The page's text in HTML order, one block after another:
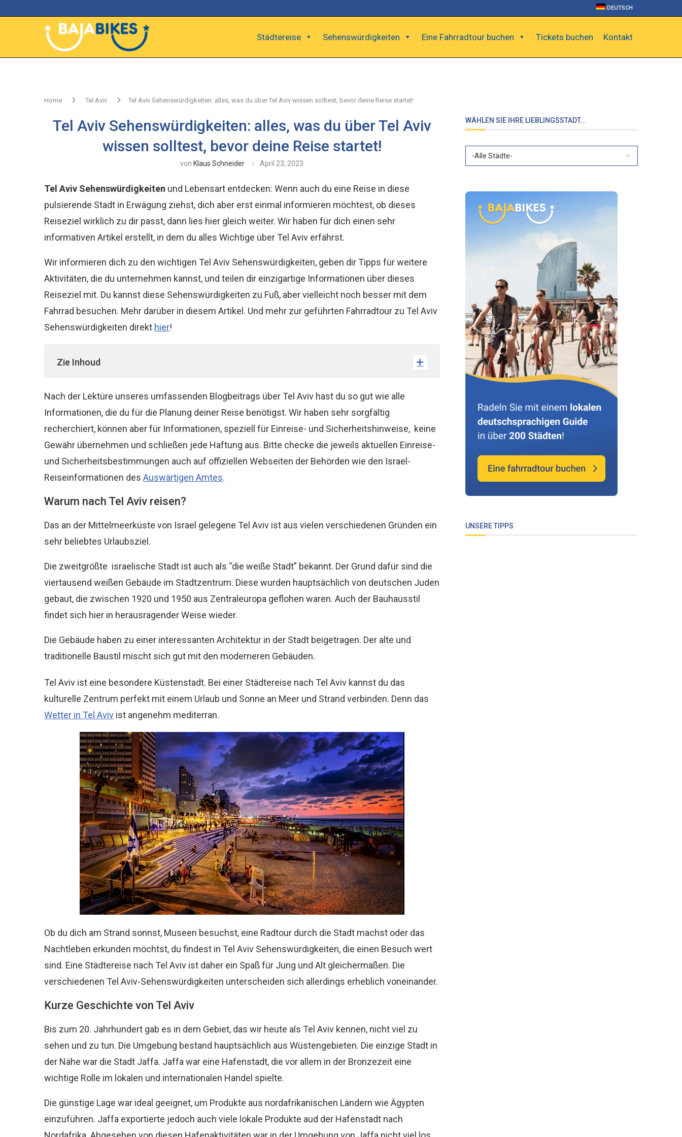
DEUTSCH
Städtereise Sehenswürdigkeiten Eine Fahrradtour buchen Tickets buchen Kontakt
Home Tel Aviv Tel Aviv Sehenswürdigkeiten: alles, was du über Tel Aviv wissen solltest, bevor deine Reise startet!
Tel Aviv Sehenswürdigkeiten: alles, was du über Tel Aviv
wissen solltest, bevor deine Reise startet!
von Klaus Schneider April 23, 2023
Tel Aviv Sehenswürdigkeiten und Lebensart entdecken: Wenn auch du eine Reise in diese
pulsierende Stadt in Erwägung ziehst, dich aber erst einmal informieren möchtest, ob dieses
Reiseziel wirklich zu dir passt, dann lies hier gleich weiter. Wir haben für dich einen sehr
informativen Artikel erstellt, in dem du alles Wichtige über Tel Aviv erfährst.
Wir informieren dich zu den wichtigen Tel Aviv Sehenswürdigkeiten, geben dir Tipps für weitere
Aktivitäten, die du unternehmen kannst, und teilen dir einzigartige Informationen über dieses
Reiseziel mit. Du kannst diese Sehenswürdigkeiten zu Fuß, aber vielleicht noch besser mit dem
Fahrrad besuchen. Mehr darüber in diesem Artikel. Und mehr zur geführten Fahrradtour zu Tel Aviv
Sehenswürdigkeiten direkt hier!
Zie Inhoud
Nach der Lektüre unseres umfassenden Blogbeitrags über Tel Aviv hast du so gut wie alle
Informationen, die du für die Planung deiner Reise benötigst. Wir haben sehr sorgfältig
recherchiert, können aber für Informationen, speziell für Einreise- und Sicherheitshinweise, keine
Gewähr übernehmen und schließen jede Haftung aus. Bitte checke die jeweils aktuellen Einreise-
und Sicherheitsbestimmungen auch auf offiziellen Webseiten der Behörden wie den Israel-
Reiseinformationen des Auswärtigen Amtes.
Warum nach Tel Aviv reisen?
Das an der Mittelmeerküste von Israel gelegene Tel Aviv ist aus vielen verschiedenen Gründen ein
sehr beliebtes Urlaubsziel.
Die zweitgrößte israelische Stadt ist auch als “die weiße Stadt” bekannt. Der Grund dafür sind die
viertausend weißen Gebäude im Stadtzentrum. Diese wurden hauptsächlich von deutschen Juden
gebaut, die zwischen 1920 und 1950 aus Zentraleuropa geflohen waren. Auch der Bauhausstil
findet sich hier in herausragender Weise wieder.
Die Gebäude haben zu einer interessanten Architektur in der Stadt beigetragen. Der alte und
traditionelle Baustil mischt sich gut mit den moderneren Gebäuden.
Tel Aviv ist eine besondere Küstenstadt. Bei einer Städtereise nach Tel Aviv kannst du das
kulturelle Zentrum perfekt mit einem Urlaub und Sonne an Meer und Strand verbinden. Denn das
Wetter in Tel Aviv ist angenehm mediterran.
Ob du dich am Strand sonnst, Museen besuchst, eine Radtour durch die Stadt machst oder das
Nachtleben erkunden möchtst, du findest in Tel Aviv Sehenswürdigkeiten, die einen Besuch wert
sind. Eine Städtereise nach Tel Aviv ist daher ein Spaß für Jung und Alt gleichermaßen. Die
verschiedenen Tel Aviv-Sehenswürdigkeiten unterscheiden sich allerdings erheblich voneinander.
Kurze Geschichte von Tel Aviv
Bis zum 20. Jahrhundert gab es in dem Gebiet, das wir heute als Tel Aviv kennen, nicht viel zu
sehen und zu tun. Die Umgebung bestand hauptsächlich aus Wüstengebieten. Die einzige Stadt in
der Nähe war die Stadt Jaffa. Jaffa war eine Hafenstadt, die vor allem in der Bronzezeit eine
wichtige Rolle im lokalen und internationalen Handel spielte.
Die günstige Lage war ideal geeignet, um Produkte aus nordafrikanischen Ländern wie Ägypten
einzuführen. Jaffa exportierte jedoch auch viele lokale Produkte aud der Hafenstadt nach
WÄHLEN SIE IHRE LIEBLINGSSTADT…
UNSERE TIPPS